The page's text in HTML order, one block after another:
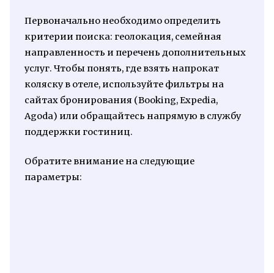
Первоначально необходимо определить
критерии поиска: геолокация, семейная
направленность и перечень дополнительных
услуг. Чтобы понять, где взять напрокат
коляску в отеле, используйте фильтры на
сайтах бронирования (Booking, Expedia,
Agoda) или обращайтесь напрямую в службу
поддержки гостиниц.
Обратите внимание на следующие
параметры: